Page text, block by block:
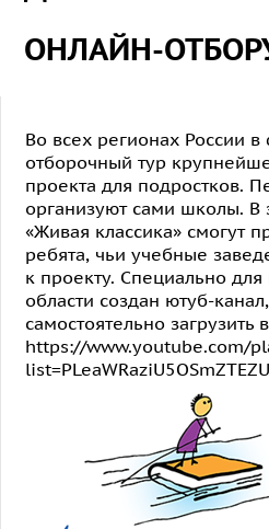
ОНЛАЙН-
Во всех регионах России
отборочный тур
проекта для подростков.
организуют сами школы. В
«Живая классика» смогут
ребята, чьи учебные
к проекту. Специально
области создан ютуб-
самостоятельно загрузить
https://www.youtube.com/